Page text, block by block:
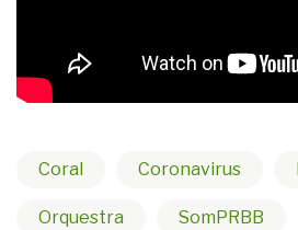
Coral Coronavirus
Orquestra SomPRBB